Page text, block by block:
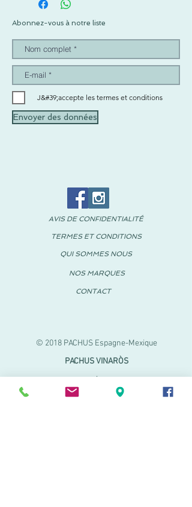
Abonnez-vous à notre liste
J&#39;accepte les termes et conditions
Envoyer des données
© 2018 PACHUS Espagne-Mexique
AVIS DE CONFIDENTIALITÉ
TERMES ET CONDITIONS
QUI SOMMES NOUS
NOS MARQUES
CONTACT
PACHUS VINARÒS
.
Calle Mayor 27-29